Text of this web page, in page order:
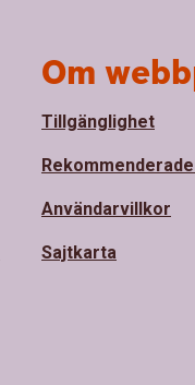
Om
Tillgänglighet
Användarvillkor
Sajtkarta